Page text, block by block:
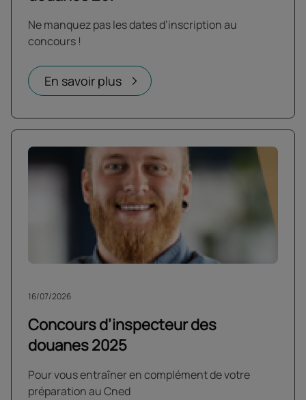
Ne manquez pas les dates d’inscription au
concours !
En savoir plus
Concours d’inspecteur des
douanes 2025
16/07/2026
Pour vous entraîner en complément de votre
préparation au Cned